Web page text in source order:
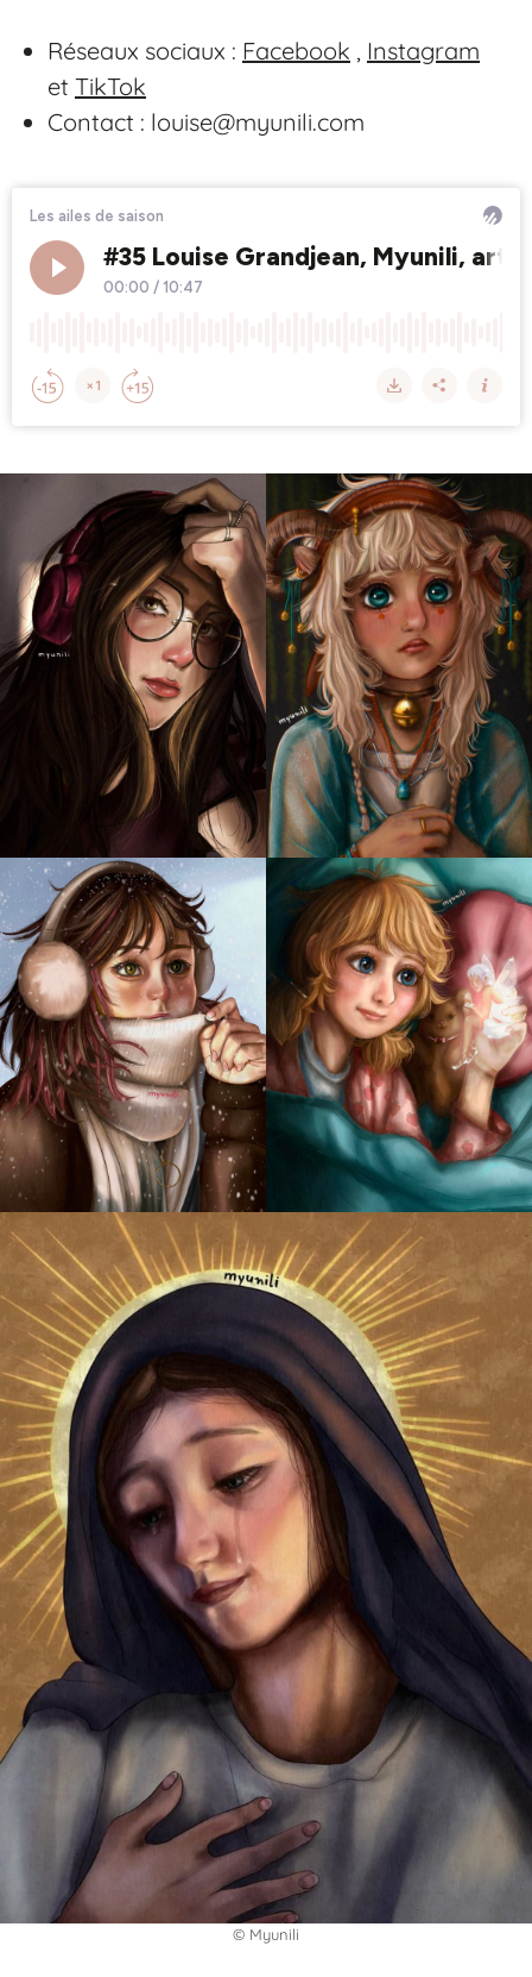
Réseaux sociaux : Facebook , Instagram
et TikTok
Contact : louise@myunili.com
© Myunili